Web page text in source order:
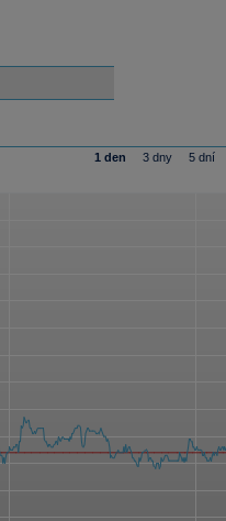
1 den 3 dny 5 dní